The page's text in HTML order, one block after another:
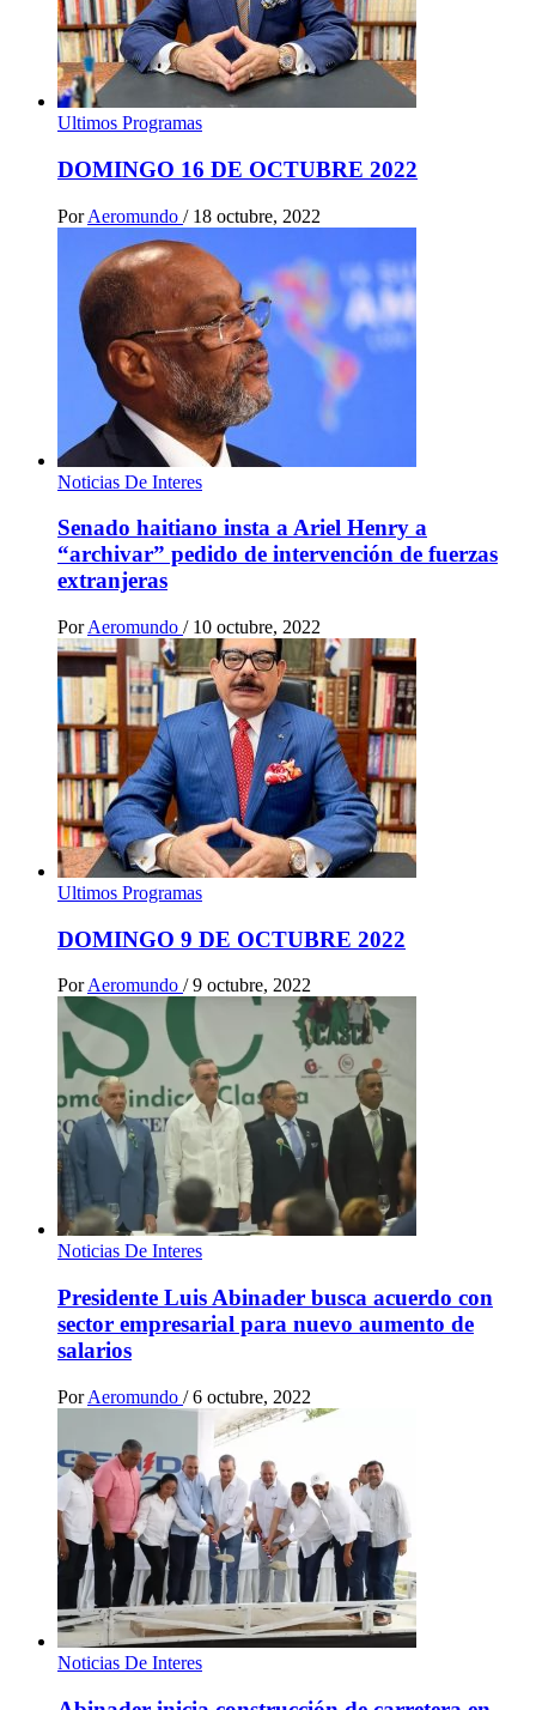
Ultimos Programas
DOMINGO 16 DE OCTUBRE 2022
Por Aeromundo / 18 octubre, 2022
Noticias De Interes
Senado haitiano insta a Ariel Henry a
“archivar” pedido de intervención de fuerzas
extranjeras
Por Aeromundo / 10 octubre, 2022
Ultimos Programas
DOMINGO 9 DE OCTUBRE 2022
Por Aeromundo / 9 octubre, 2022
Noticias De Interes
Presidente Luis Abinader busca acuerdo con
sector empresarial para nuevo aumento de
salarios
Por Aeromundo / 6 octubre, 2022
Noticias De Interes